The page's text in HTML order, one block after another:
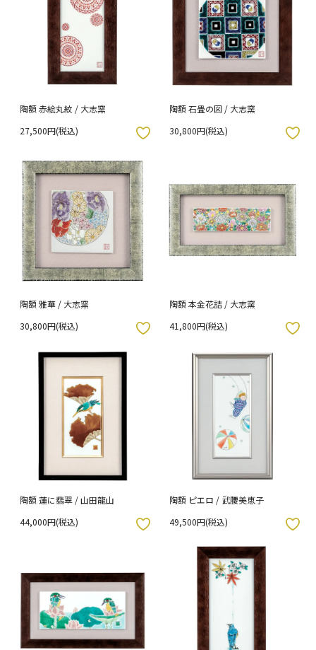
陶額 赤絵丸紋 / 大志窯
27,500円(税込)
陶額 石畳の図 / 大志窯
30,800円(税込)
お気に入りボタン
陶額 雅華 / 大志窯
30,800円(税込)
陶額 本金花詰 / 大志窯
41,800円(税込)
お気に入りボタン
陶額 蓮に翡翠 / 山田龍山
44,000円(税込)
陶額 ピエロ / 武腰美恵子
49,500円(税込)
お気に入りボタン